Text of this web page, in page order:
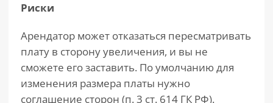
Риски
Арендатор может отказаться пересматривать
плату в сторону увеличения, и вы не
сможете его заставить. По умолчанию для
изменения размера платы нужно
соглашение сторон (п. 3 ст. 614 ГК РФ).